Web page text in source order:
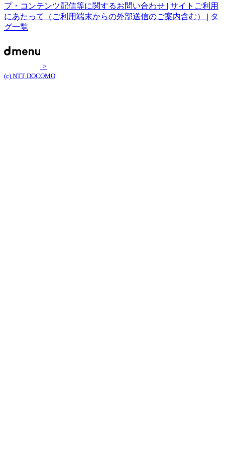
プ・コンテンツ配信等に関するお問い合わせ | サイトご利用
にあたって（ご利用端末からの外部送信のご案内含む） | タ
グ一覧
>
(c) NTT DOCOMO